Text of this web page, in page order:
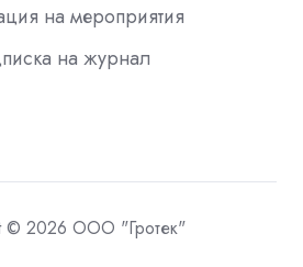
на мероприятия
на журнал
© 2026 ООО "Гротек"